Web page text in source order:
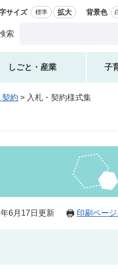
サイズ 標準 拡大 背景色
索
ス
タ
索
しごと・産業 子
契約 > 入札・契約様式集
6月17日更新 印刷ペー